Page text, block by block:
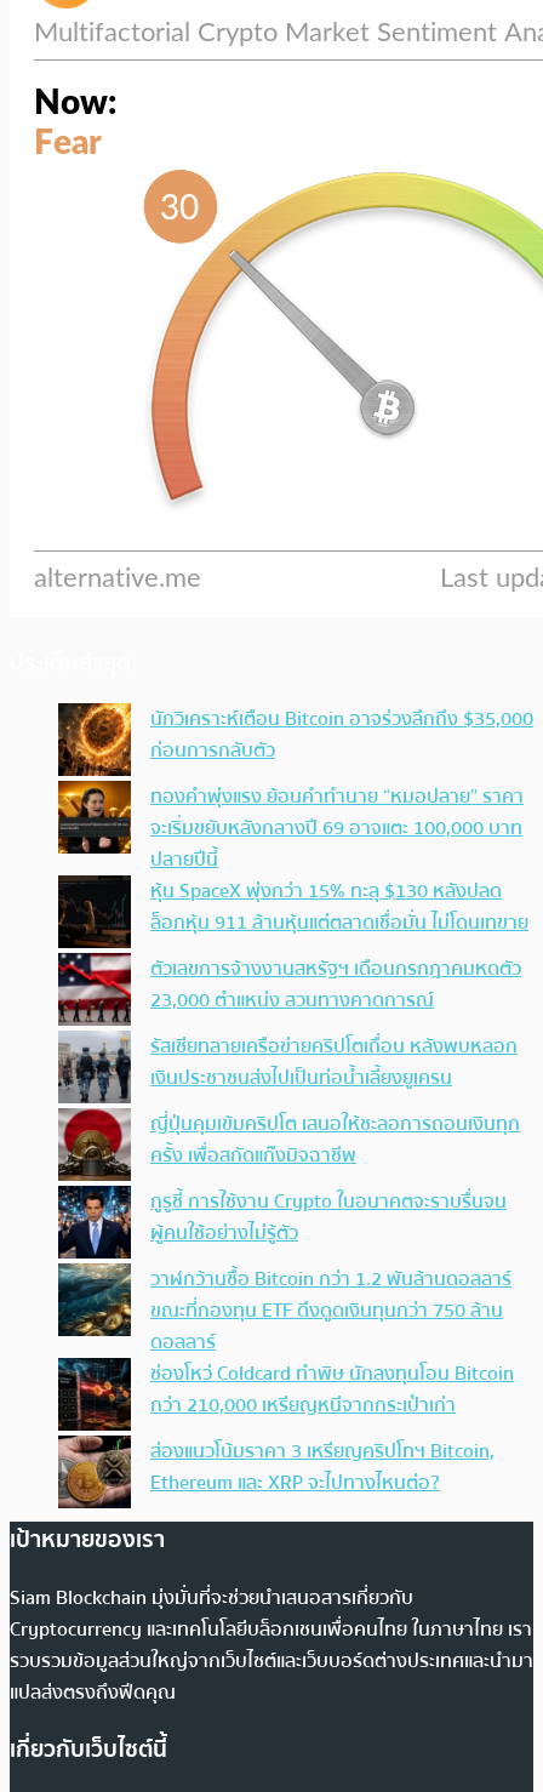
นักวิเคราะห์เตือน Bitcoin อาจร่วงลึกถึง $35,000
ก่อนการกลับตัว
ทองคำพุ่งแรง ย้อนคำทำนาย “หมอปลาย” ราคา
จะเริ่มขยับหลังกลางปี 69 อาจแตะ 100,000 บาท
ปลายปีนี้
หุ้น SpaceX พุ่งกว่า 15% ทะลุ $130 หลังปลด
ล็อกหุ้น 911 ล้านหุ้นแต่ตลาดเชื่อมั่น ไม่โดนเทขาย
ตัวเลขการจ้างงานสหรัฐฯ เดือนกรกฎาคมหดตัว
23,000 ตำแหน่ง สวนทางคาดการณ์
รัสเซียทลายเครือข่ายคริปโตเถื่อน หลังพบหลอก
เงินประชาชนส่งไปเป็นท่อน้ำเลี้ยงยูเครน
ญี่ปุ่นคุมเข้มคริปโต เสนอให้ชะลอการถอนเงินทุก
ครั้ง เพื่อสกัดแก๊งมิจฉาชีพ
กูรูชี้ การใช้งาน Crypto ในอนาคตจะราบรื่นจน
ผู้คนใช้อย่างไม่รู้ตัว
วาฬกว้านซื้อ Bitcoin กว่า 1.2 พันล้านดอลลาร์
ขณะที่กองทุน ETF ดึงดูดเงินทุนกว่า 750 ล้าน
ดอลลาร์
ช่องโหว่ Coldcard ทำพิษ นักลงทุนโอน Bitcoin
กว่า 210,000 เหรียญหนีจากกระเป๋าเก่า
ส่องแนวโน้มราคา 3 เหรียญคริปโทฯ Bitcoin,
Ethereum และ XRP จะไปทางไหนต่อ?
เป้าหมายของเรา
Siam Blockchain มุ่งมั่นที่จะช่วยนำเสนอสารเกี่ยวกับ
Cryptocurrency และเทคโนโลยีบล็อกเชนเพื่อคนไทย ในภาษาไทย เรา
รวบรวมข้อมูลส่วนใหญ่จากเว็บไซต์และเว็บบอร์ดต่างประเทศและนำมา
แปลส่งตรงถึงฟีดคุณ
เกี่ยวกับเว็บไซต์นี้